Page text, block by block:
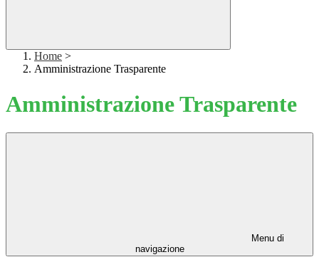
Home >
Amministrazione Trasparente
Amministrazione Trasparente
Menu di
navigazione